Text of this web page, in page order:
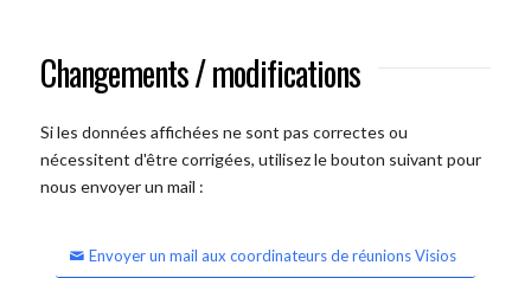
Changements / modifications
Si les données affichées ne sont pas correctes ou
nécessitent d'être corrigées, utilisez le bouton suivant pour
nous envoyer un mail :
Envoyer un mail aux coordinateurs de réunions Visios